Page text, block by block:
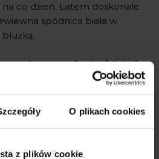
O plikach cookies
z plików cookie
co dzień. Latem doskonale
spódnica biała w
bluzką.
założyć białą
pasuje właściwie do każdej
to propozycja, którą założysz na
W połączeniu z